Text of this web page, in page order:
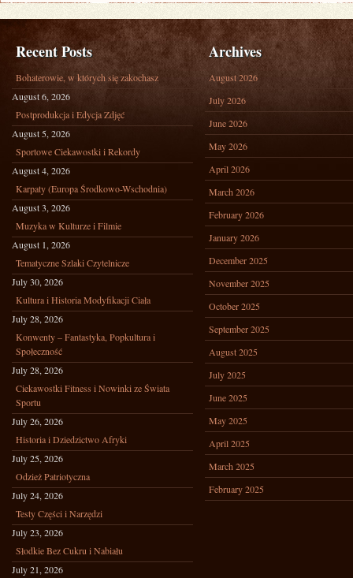
Recent Posts
Bohaterowie, w których się zakochasz
August 6, 2026
Postprodukcja i Edycja Zdjęć
August 5, 2026
Sportowe Ciekawostki i Rekordy
August 4, 2026
Karpaty (Europa Środkowo-Wschodnia)
August 3, 2026
Muzyka w Kulturze i Filmie
August 1, 2026
Tematyczne Szlaki Czytelnicze
July 30, 2026
Kultura i Historia Modyfikacji Ciała
July 28, 2026
Konwenty – Fantastyka, Popkultura i
Społeczność
July 28, 2026
Ciekawostki Fitness i Nowinki ze Świata
Sportu
July 26, 2026
Historia i Dziedzictwo Afryki
July 25, 2026
Odzież Patriotyczna
July 24, 2026
Testy Części i Narzędzi
July 23, 2026
Słodkie Bez Cukru i Nabiału
July 21, 2026
Archives
August 2026
July 2026
June 2026
May 2026
April 2026
March 2026
February 2026
January 2026
December 2025
November 2025
October 2025
September 2025
August 2025
July 2025
June 2025
May 2025
April 2025
March 2025
February 2025